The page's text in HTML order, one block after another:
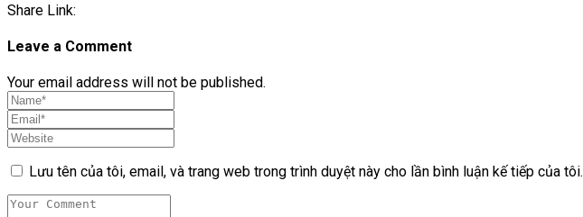
Share Link:
Leave a Comment
Your email address will not be published.
Lưu tên của tôi, email, và trang web trong trình duyệt này cho lần bình luận kế tiếp của tôi.